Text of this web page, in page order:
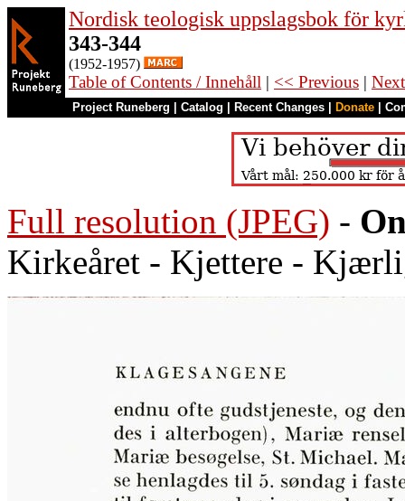
Nordisk teologisk uppslagsbok för
343-344
(1952-1957)
Table of Contents / Innehåll | << Previous |
Project Runeberg Catalog Recent Changes Donate
Full resolution (JPEG) -
Kirkeåret - Kjettere -